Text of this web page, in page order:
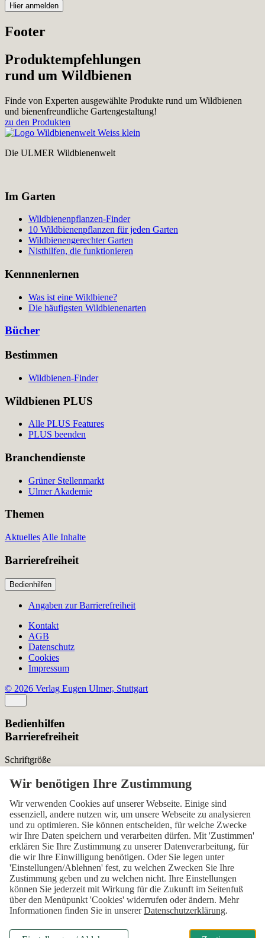
Footer
Produktempfehlungen
rund um Wildbienen
Finde von Experten ausgewählte Produkte rund um Wildbienen
und bienenfreundliche Gartengestaltung!
zu den Produkten
Die ULMER Wildbienenwelt
Im Garten
Wildbienenpflanzen-Finder
10 Wildbienenpflanzen für jeden Garten
Wildbienengerechter Garten
Nisthilfen, die funktionieren
Kennnenlernen
Was ist eine Wildbiene?
Die häufigsten Wildbienenarten
Bücher
Bestimmen
Wildbienen-Finder
Wildbienen PLUS
Alle PLUS Features
PLUS beenden
Branchendienste
Grüner Stellenmarkt
Ulmer Akademie
Themen
Aktuelles Alle Inhalte
Barrierefreiheit
Bedienhilfen
Angaben zur Barrierefreiheit
Kontakt
AGB
Datenschutz
Cookies
Impressum
© 2026 Verlag Eugen Ulmer, Stuttgart
Bedienhilfen
Barrierefreiheit
Schriftgröße
Normal Zurücksetzen
Kontrast
Normal Hoch Normal
Menü sichtbar
Ja Nein Ja
Über den ersten Skip-Link der Seite „Barrierefreiheits-
Einstellungen“ können Sie das Menü jederzeit wieder einblenden.
Einstellungen
Wir verwenden Cookies auf unserer Webseite. Einige sind
essenziell, andere nutzen wir, um unsere Webseite zu analysieren
und zu optimieren. Sie können entscheiden, für welche Zwecke
wir Ihre Daten speichern und verarbeiten dürfen. Mit 'Zustimmen'
erklären Sie Ihre Zustimmung zu unserer Datenverarbeitung, für
die wir Ihre Einwilligung benötigen. Oder Sie legen unter
'Einstellungen/Ablehnen' fest, zu welchen Zwecken Sie Ihre
Zustimmung geben und zu welchen nicht. Ihre Einstellungen
können Sie jederzeit mit Wirkung für die Zukunft im Seitenfuß
über den Menüpunkt 'Cookies' widerrufen oder ändern. Mehr
Informationen finden Sie in unsererDatenschutzerklärung.